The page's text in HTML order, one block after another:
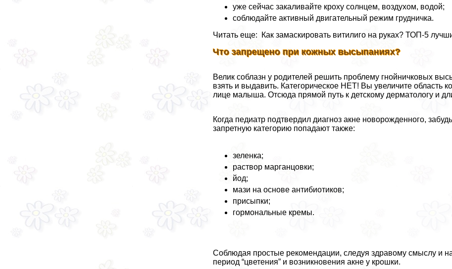
уже сейчас закаливайте кроху солнцем, воздухом, водой;
соблюдайте активный двигательный режим грудничка.
Читать еще: Как замаскировать витилиго на руках? ТОП-5
Что запрещено при кожных высыпаниях?
Велик соблазн у родителей решить проблему гнойничковых
взять и выдавить. Категорическое НЕТ! Вы увеличите
лице малыша. Отсюда прямой путь к детскому дерматологу и
Когда педиатр подтвердил диагноз акне новорожденного,
запретную категорию попадают также:
зеленка;
раствор марганцовки;
йод;
мази на основе антибиотиков;
присыпки;
гормональные кремы.
Соблюдая простые рекомендации, следуя здравому смыслу и
период “цветения” и возникновения акне у крошки.